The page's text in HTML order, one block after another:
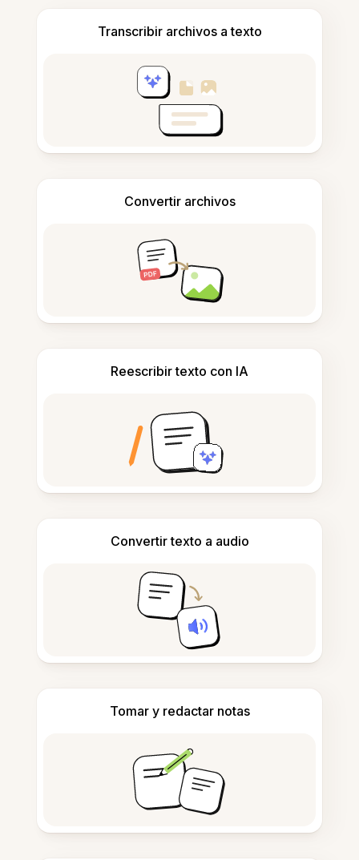
Transcribir archivos a texto
Convertir archivos
Reescribir texto con IA
Convertir texto a audio
Tomar y redactar notas